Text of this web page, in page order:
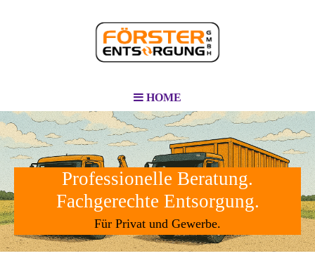
HOME
Professionelle Beratung.
Fachgerechte Entsorgung.
Für Privat und Gewerbe.